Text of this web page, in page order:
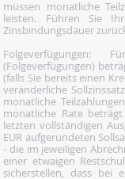
müssen monatliche
leisten. Führen Sie
Zinsbindungsdauer
Folgeverfügungen:
(Folgeverfügungen)
(falls Sie bereits einen
veränderliche
monatliche
monatliche Rate
letzten vollständigen
EUR aufgerundeten
- die im jeweiligen
einer etwaigen
sicherstellen, dass bei